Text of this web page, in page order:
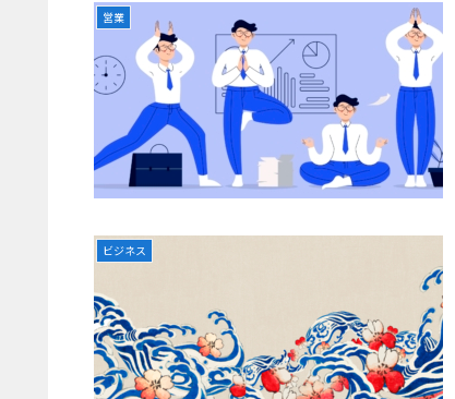
営業
ビジネス